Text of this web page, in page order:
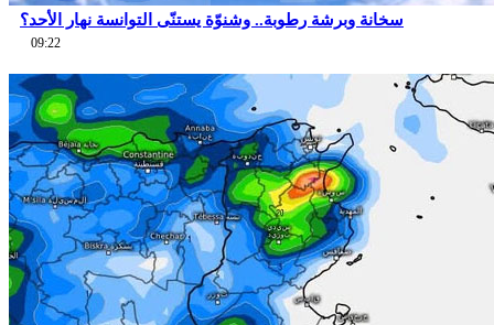
سخانة وبرشة رطوبة.. وشنوّة يستنّى التوانسة نهار الأحد؟
09:22